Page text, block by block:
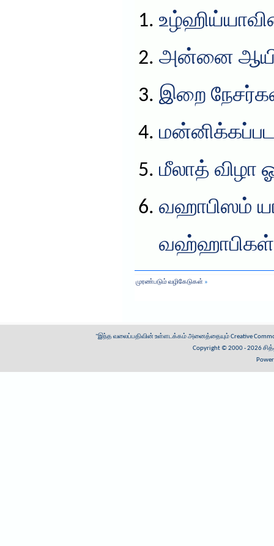
அன்னை
இறை
மீலாத் விழா
வஹாபிஸம்
முரண்படும் வழிகேடுகள் »
"இந்த வலைப்பதிவின் உள்ளடக்கம் அனைத்தையும்Creative
Copyright © 2000 - 2026